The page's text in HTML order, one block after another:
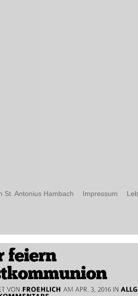
St. Antonius Hambach Impressum